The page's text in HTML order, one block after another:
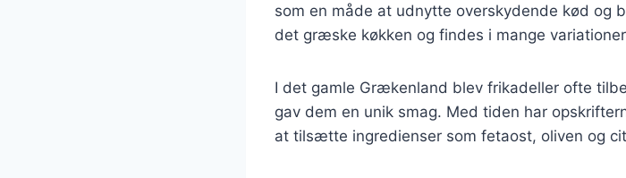
som en måde at udnytte overskydende kød og
det græske køkken og findes i mange
I det gamle Grækenland blev frikadeller ofte
gav dem en unik smag. Med tiden har
at tilsætte ingredienser som fetaost, oliven og